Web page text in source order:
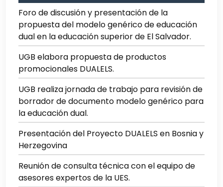
Foro de discusión y presentación de la
propuesta del modelo genérico de educación
dual en la educación superior de El Salvador.
UGB elabora propuesta de productos
promocionales DUALELS.
UGB realiza jornada de trabajo para revisión de
borrador de documento modelo genérico para
la educación dual.
Presentación del Proyecto DUALELS en Bosnia y
Herzegovina
Reunión de consulta técnica con el equipo de
asesores expertos de la UES.